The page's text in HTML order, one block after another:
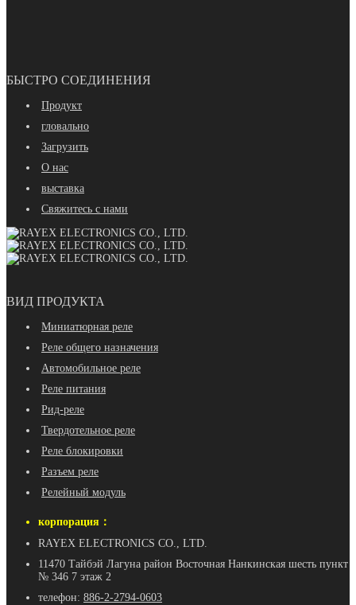
БЫСТРО СОЕДИНЕНИЯ
Продукт
гловально
Загрузить
О нас
выставка
Свяжитесь с нами
ВИД ПРОДУКТА
Миниатюрная реле
Реле общего назначения
Автомобильное реле
Реле питания
Рид-реле
Твердотельное реле
Реле блокировки
Разъем реле
Релейный модуль
корпорация：
RAYEX ELECTRONICS CO., LTD.
11470 Тайбэй Лагуна район Восточная Нанкинская шесть пункт
№ 346 7 этаж 2
телефон: 886-2-2794-0603